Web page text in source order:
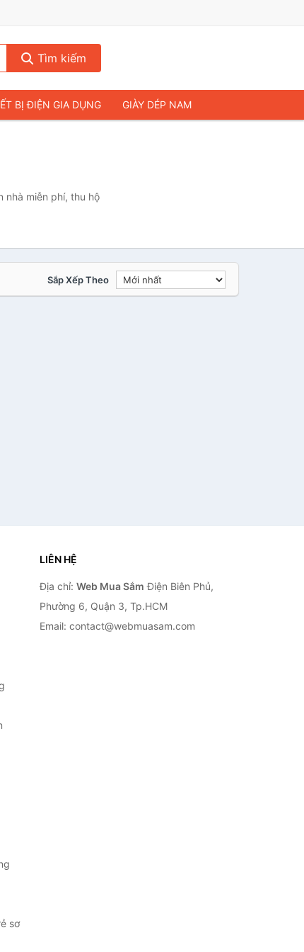
Tìm kiếm
BỊ ĐIỆN GIA DỤNG GIÀY DÉP NAM
MÁY TÍNH & LAPTOP
nhà miễn phí, thu hộ
Sắp Xếp Theo
sơ
LIÊN HỆ
Địa chỉ: Web Mua Sắm Điện Biên Phủ,
Phường 6, Quận 3, Tp.HCM
Email: contact@webmuasam.com